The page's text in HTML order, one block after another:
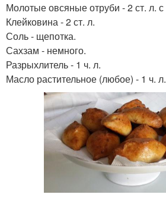
Молотые овсяные отруби - 2 ст. л. с
Клейковина - 2 ст. л.
Соль - щепотка.
Сахзам - немного.
Разрыхлитель - 1 ч. л.
Масло растительное (любое) - 1 ч. л.